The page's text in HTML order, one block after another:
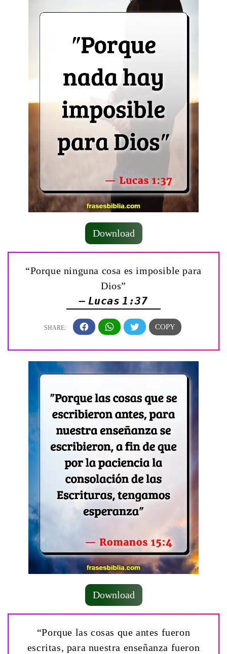
Download
“Porque ninguna cosa es imposible para
Dios”
— Lucas 1:37
Download
“Porque las cosas que antes fueron
escritas, para nuestra enseñanza fueron